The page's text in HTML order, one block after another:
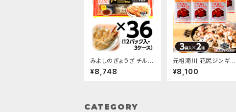
みよしのぎょうざ チル
ド/12パック入・3ケース
¥8,748
元祖滝川 花尻ジンギス
カン(冷凍)/Aセット(3袋
入･2箱)
¥8,100
CATEGORY